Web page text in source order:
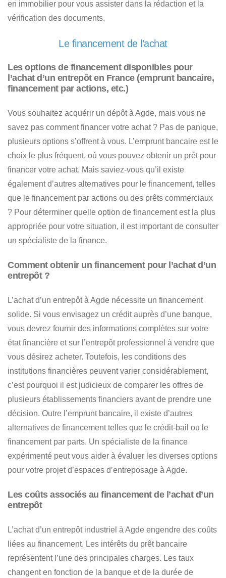
en immobilier pour vous assister dans la rédaction et la
vérification des documents.
Le financement de l’achat
Les options de financement disponibles pour
l’achat d’un entrepôt en France (emprunt bancaire,
financement par actions, etc.)
Vous souhaitez acquérir un dépôt à Agde, mais vous ne
savez pas comment financer votre achat ? Pas de panique,
plusieurs options s’offrent à vous. L’emprunt bancaire est le
choix le plus fréquent, où vous pouvez obtenir un prêt pour
financer votre achat. Mais saviez-vous qu’il existe
égalementd’autres alternatives pour le financement, telles
que le financement par actions ou des prêts commerciaux
? Pour déterminer quelle option de financement est la plus
appropriée pour votre situation, il est important de consulter
un spécialiste de la finance.
Comment obtenir un financement pour l’achat d’un
entrepôt ?
L’achat d’un entrepôt à Agde nécessite un financement
solide. Si vous envisagez un crédit auprès d’une banque,
vous devrez fournir des informations complètes sur votre
état financière et sur l’entrepôt professionnel à vendre que
vous désirez acheter. Toutefois, les conditions des
institutions financières peuvent varier considérablement,
c’est pourquoi il est judicieux de comparer les offres de
plusieurs établissements financiers avant de prendre une
décision. Outre l’emprunt bancaire, il existe d’autres
alternatives de financement telles que le crédit-bail ou le
financement par parts. Un spécialiste de la finance
expérimenté peut vous aider à évaluer les diverses options
pour votre projet d’espaces d’entreposage à Agde.
Les coûts associés au financement de l’achat d’un
entrepôt
L’achat d’un entrepôt industriel à Agde engendre des coûts
liées au financement. Les intérêts du prêt bancaire
représentent l’une des principales charges. Les taux
changent en fonction de la banque et de la durée de